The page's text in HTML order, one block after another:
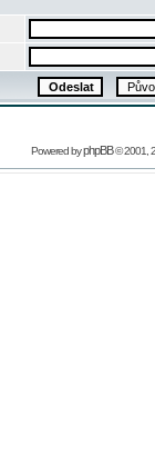
Powered byphpBB© 2001,